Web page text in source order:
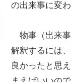
の出来事に変
物事（出来事
解釈するには
良かったと思